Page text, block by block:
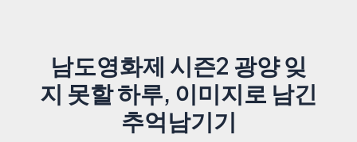
남도영화제 시즌2 광양 잊
지 못할 하루, 이미지로 남긴
추억남기기